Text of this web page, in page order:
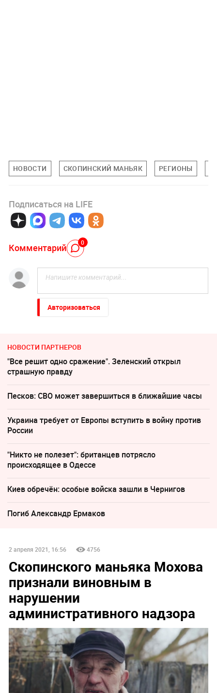
НОВОСТИ СКОПИНСКИЙ МАНЬЯК РЕГИОНЫ
Подписаться на LIFE
Комментарий 0
Авторизоваться
НОВОСТИ ПАРТНЕРОВ
"Все решит одно сражение". Зеленский открыл
страшную правду
Песков: СВО может завершиться в ближайшие часы
Украина требует от Европы вступить в войну против
России
"Никто не полезет": британцев потрясло
происходящее в Одессе
Киев обречён: особые войска зашли в Чернигов
Погиб Александр Ермаков
2 апреля 2021, 16:56 4756
Скопинского маньяка Мохова
признали виновным в
нарушении
административного надзора